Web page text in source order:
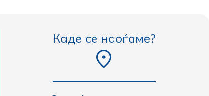
Каде се наоѓаме?